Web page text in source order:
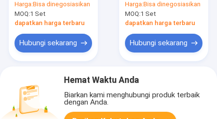
Strapping Roll
Manufaktur
Harga:Bisa dinegosiasikan
MOQ:1 Set
dapatkan harga terbaru
Hubungi sekarang
bahan daur ulang
Harga:Bisa dinegosiasikan
MOQ:1 Set
dapatkan harga terbaru
Hubungi sekarang
Hemat Waktu Anda
Biarkan kami menghubungi produk terbaik
dengan Anda.